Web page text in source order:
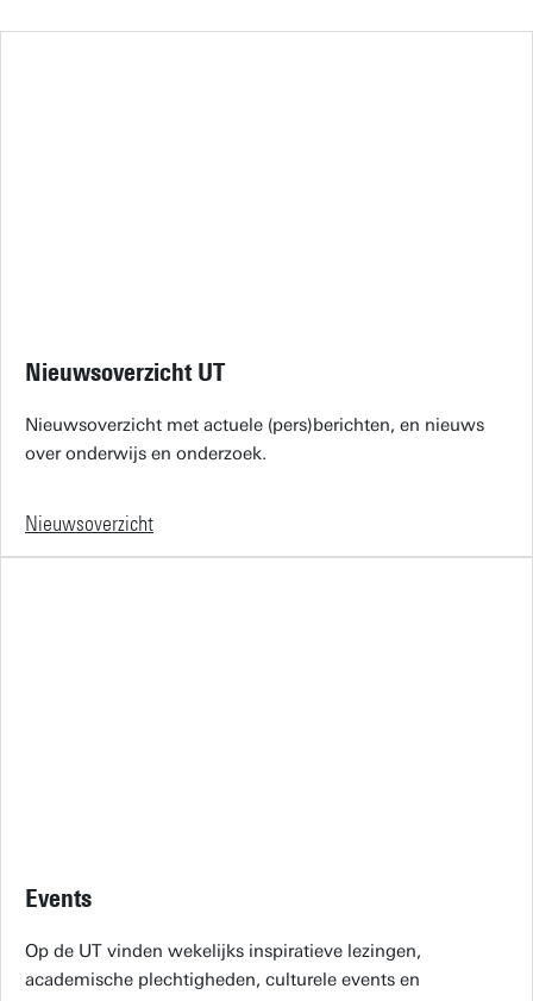
Nieuwsoverzicht UT
Nieuwsoverzicht met actuele (pers)berichten, en nieuws
over onderwijs en onderzoek.
Nieuwsoverzicht
Events
Op de UT vinden wekelijks inspiratieve lezingen,
academische plechtigheden, culturele events en